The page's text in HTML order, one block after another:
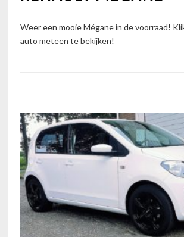
Weer een mooie Mégane in de voorraad!
auto meteen te bekijken!